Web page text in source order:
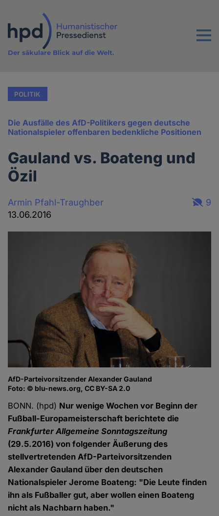
Inhalt
Menu
Der säkulare Blick auf die Welt.
POLITIK
Die Ausfälle des AfD-Politikers gegen deutsche
Nationalspieler offenbaren bedenkliche Positionen
Gauland vs. Boateng und
Özil
Armin Pfahl-Traughber
13.06.2016
9
AfD-Parteivorsitzender Alexander Gauland
Foto: © blu-news.org, CC BY-SA 2.0
BONN. (hpd) Nur wenige Wochen vor Beginn der
Fußball-Europameisterschaft berichtete die
Frankfurter Allgemeine Sonntagszeitung
(29.5.2016) von folgender Äußerung des
stellvertretenden AfD-Parteivorsitzenden
Alexander Gauland über den deutschen
Nationalspieler Jerome Boateng: "Die Leute finden
ihn als Fußballer gut, aber wollen einen Boateng
nicht als Nachbarn haben."